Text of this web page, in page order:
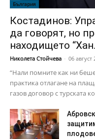
България
Костадинов:
да говорят, но
находището
Николета Стойчева - 06
“Нали помните как ни
практика отлагане на
газов договор с турската